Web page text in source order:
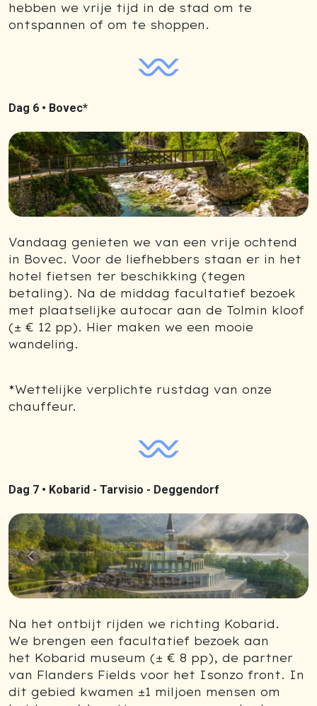
hebben we vrije tijd in de stad om te
ontspannen of om te shoppen.
Dag 6 • Bovec*
Vandaag genieten we van een vrije ochtend
in Bovec. Voor de liefhebbers staan er in het
hotel fietsen ter beschikking (tegen
betaling). Na de middag facultatief bezoek
met plaatselijke autocar aan de Tolmin kloof
(± € 12 pp). Hier maken we een mooie
wandeling.
*Wettelijke verplichte rustdag van onze
chauffeur.
Dag 7 • Kobarid - Tarvisio - Deggendorf
Previous Next
Na het ontbijt rijden we richting Kobarid.
We brengen een facultatief bezoek aan
het Kobarid museum (± € 8 pp), de partner
van Flanders Fields voor het Isonzo front. In
dit gebied kwamen ±1 miljoen mensen om